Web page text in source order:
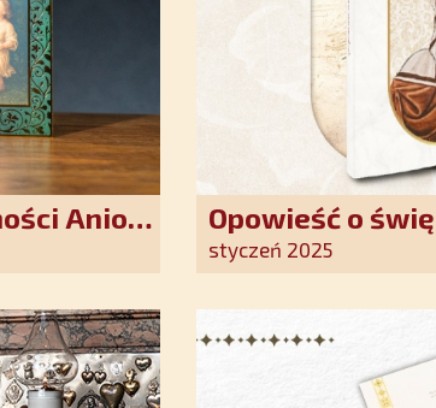
Anioła
Opowieść o
oddania się
styczeń 2025